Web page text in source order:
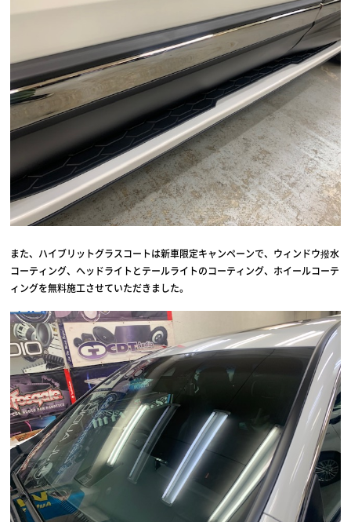
また、ハイブリットグラスコートは新車限定キャンペーンで、ウィンドウ撥水
コーティング、ヘッドライトとテールライトのコーティング、ホイールコーテ
ィングを無料施工させていただきました。